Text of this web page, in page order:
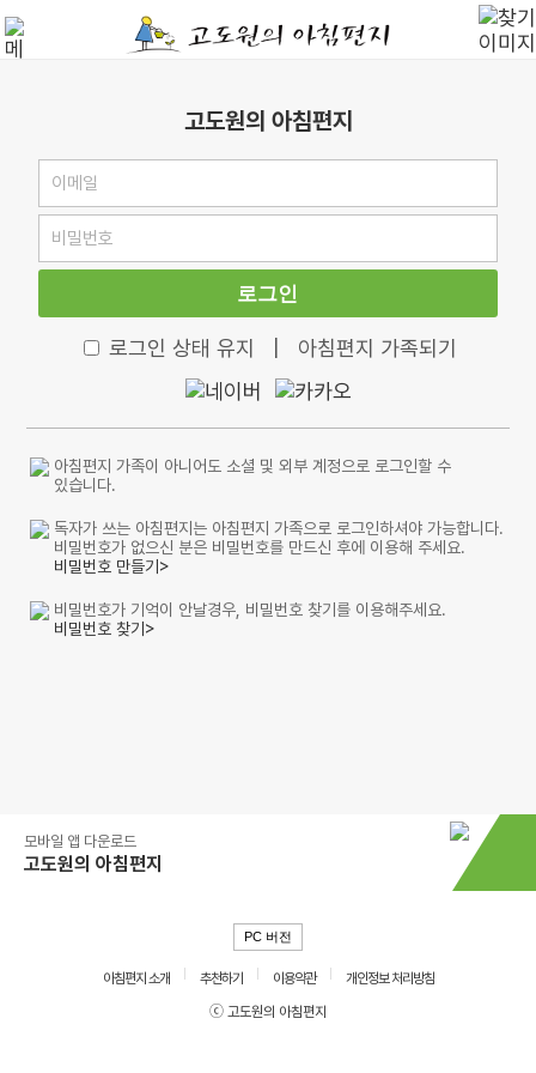
고도원의 아침편지
로그인
로그인 상태 유지 아침편지 가족되기
아침편지 가족이 아니어도 소셜 및 외부 계정으로 로그인할 수
있습니다.
독자가 쓰는 아침편지는 아침편지 가족으로 로그인하셔야 가능합니다.
비밀번호가 없으신 분은 비밀번호를 만드신 후에 이용해 주세요.
비밀번호 만들기>
비밀번호가 기억이 안날경우, 비밀번호 찾기를 이용해주세요.
비밀번호 찾기>
모바일 앱 다운로드
고도원의 아침편지
PC 버전
아침편지 소개 추천하기 이용약관
개인정보 처리방침
ⓒ 고도원의 아침편지